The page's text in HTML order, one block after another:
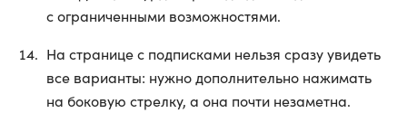
с ограниченными возможностями.
На странице с подписками нельзя сразу увидеть
все варианты: нужно дополнительно нажимать
на боковую стрелку, а она почти незаметна.